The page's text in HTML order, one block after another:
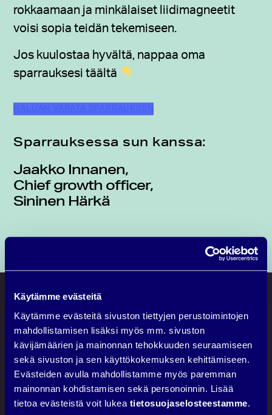
Käytämme evästeitä
Käytämme evästeitä sivuston tiettyjen perustoimintojen
mahdollistamisen lisäksi myös mm. sivuston
kävijämäärien ja mainonnan tehokkuuden seuraamiseen
sekä sivuston ja sen käyttökokemuksen kehittämiseen.
Evästeiden avulla mahdollistamme myös paremman
mainonnan kohdistamisen sekä personoinnin. Lisää
tietoa evästeistä voit lukea tietosuojaselosteestamme
rokkaamaan ja minkälaiset liidimagneetit
voisi sopia teidän tekemiseen.
Jos kuulostaa hyvältä, nappaa oma
sparrauksesi täältä
Sparrauksessa sun kanssa:
Jaakko Innanen,
Chief growth officer,
Sininen Härkä